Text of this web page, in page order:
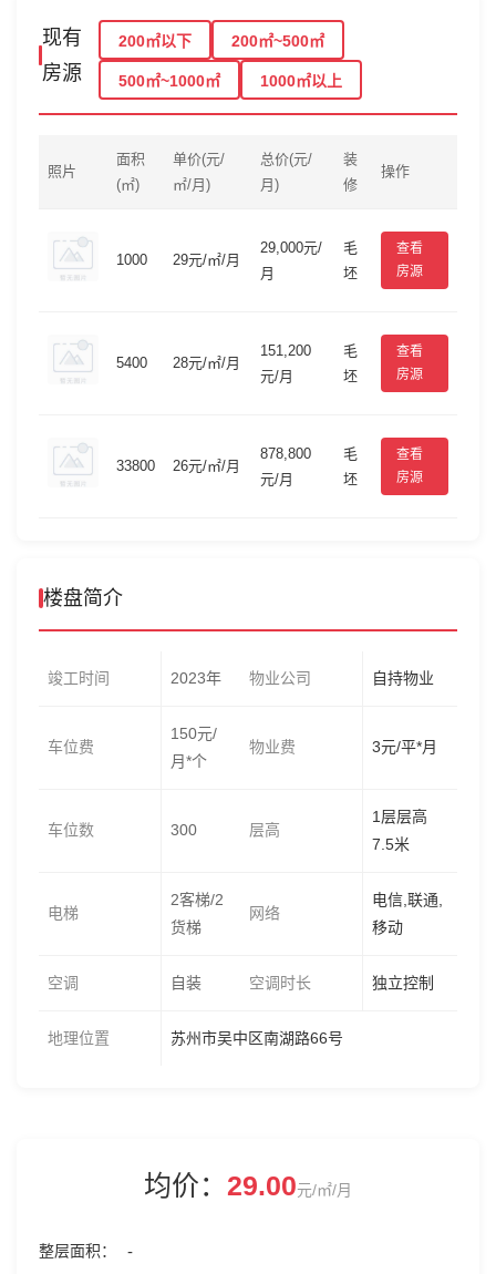
现有
房源
200㎡以下 200㎡~500㎡
500㎡~1000㎡ 1000㎡以上
照片
面积
(㎡)
单价(元/
㎡/月)
总价(元/
月)
装
修
操作
1000 29元/㎡/月
29,000元/
月
毛
坯
查看
房源
5400 28元/㎡/月
151,200
元/月
毛
坯
查看
房源
33800 26元/㎡/月
878,800
元/月
毛
坯
查看
房源
楼盘简介
竣工时间 2023年 物业公司 自持物业
车位费
150元/
月*个
物业费 3元/平*月
车位数 300 层高
1层层高
7.5米
电梯
2客梯/2
货梯
网络
电信,联通,
移动
空调 自装 空调时长 独立控制
地理位置 苏州市吴中区南湖路66号
均价： 29.00元/㎡/月
整层面积 -